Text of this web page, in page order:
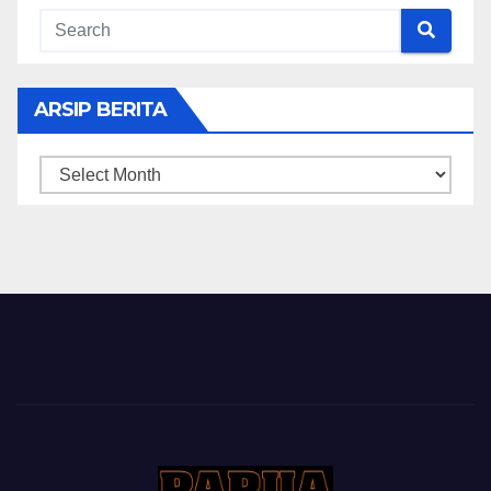
ARSIP BERITA
ARSIP